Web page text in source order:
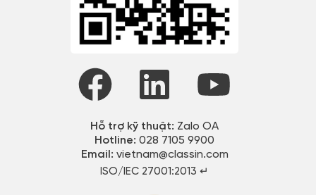
Hỗ trợ kỹ thuật: Zalo OA
Hotline: 028 7105 9900
Email: vietnam@classin.com
ISO/IEC 27001:2013 ↵​